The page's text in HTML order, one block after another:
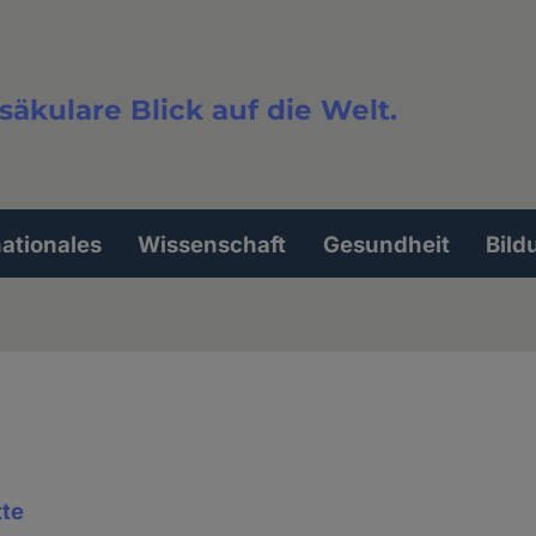
Blick auf die Welt.
Wissenschaft Gesundheit